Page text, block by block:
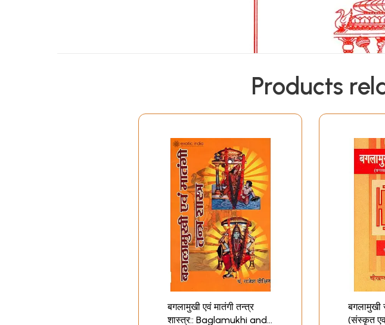
Products
बगलामुखी एवं मातंगी तन्त्र
शास्त्र:: Baglamukhi and
बगलामुखी
(संस्कृत